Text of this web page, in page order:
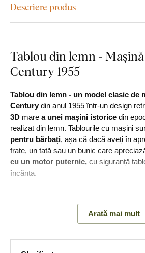
Descriere produs
Tablou din lemn -
Century 1955
Tablou din lemn - un model clasic de
Century din anul 1955 într-un design
3D mare a unei mașini istorice din
realizat din lemn. Tablourile cu mașini
pentru bărbați, așa că dacă aveți în
frate, un tată sau un bunic care
cu un motor puternic, cu siguranță
încănta.
Principalele avantaje
Arată mai mult